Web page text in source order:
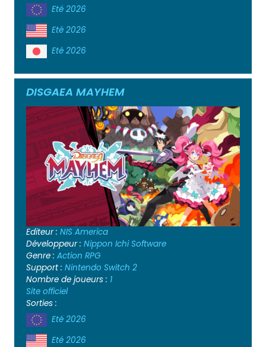
Eté 2026
Eté 2026
Eté 2026
DISGAEA MAYHEM
Editeur : NIS America
Développeur : Nippon Ichi Software
Genre : Action RPG
Support : Nintendo Switch 2
Nombre de joueurs : 1
Site officiel
Sorties :
Eté 2026
Eté 2026